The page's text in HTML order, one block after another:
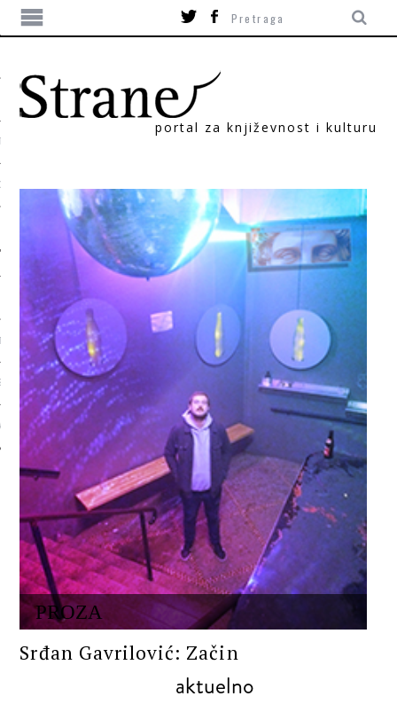
portal za književnost i kulturu
PROZA
Srđan Gavrilović: Začin
aktuelno